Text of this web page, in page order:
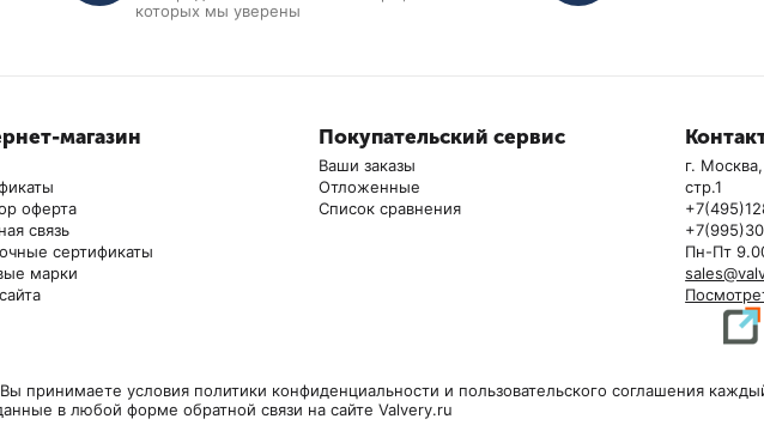
/ CT-M1007 ( можно выбрать несколько типов
для заправки
AC-3014
автокондиционеров ODA-200
которых мы уверены
магазин
оферта
связь
сертификаты
марки
Покупательский сервис
Ваши заказы
Отложенные
Список сравнения
г.
стр.1
Пн-Пт
принимаете условия политики конфиденциальности и пользовательского соглашения
в любой форме обратной связи на сайте Valvery.ru